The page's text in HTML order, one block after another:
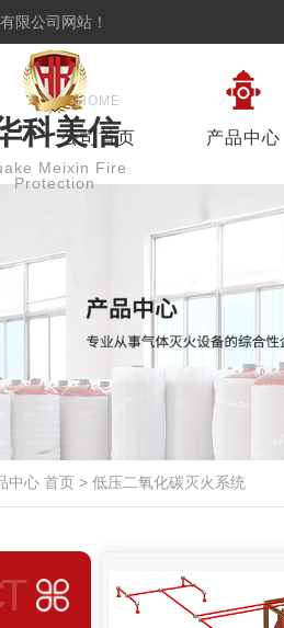
限公司网站！
科美信
Meixin Fire
Protection
HOME
公司首页 产品中心
中心 首页 > 低压二氧化碳灭火系统